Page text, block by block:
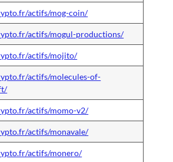
actifs/mog-coin/
actifs/mogul-productions/
actifs/mojito/
actifs/molecules-of-
actifs/momo-v2/
actifs/monavale/
actifs/monero/